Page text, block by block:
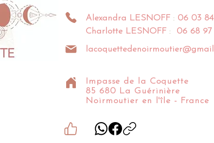
Alexandra LESNOFF : 06 03
Charlotte LESNOFF : 06 68
Impasse de la Coquette
85 680 La Guérinière
Noirmoutier en l'île - France​​